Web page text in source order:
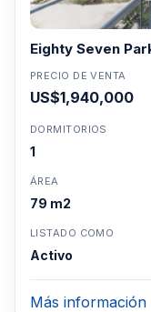
Eighty Seven
PRECIO DE VENTA
US$1,940,000
DORMITORIOS
1
ÁREA
79 m2
LISTADO COMO
Activo
Más información